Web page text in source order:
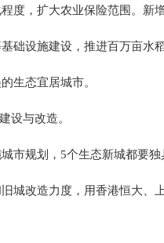
，扩大农业保险范围。新
设施建设，推进百万亩水
生态宜居城市。
设与改造。
规划，5个生态新城都要独
改造力度，用香港恒大、上